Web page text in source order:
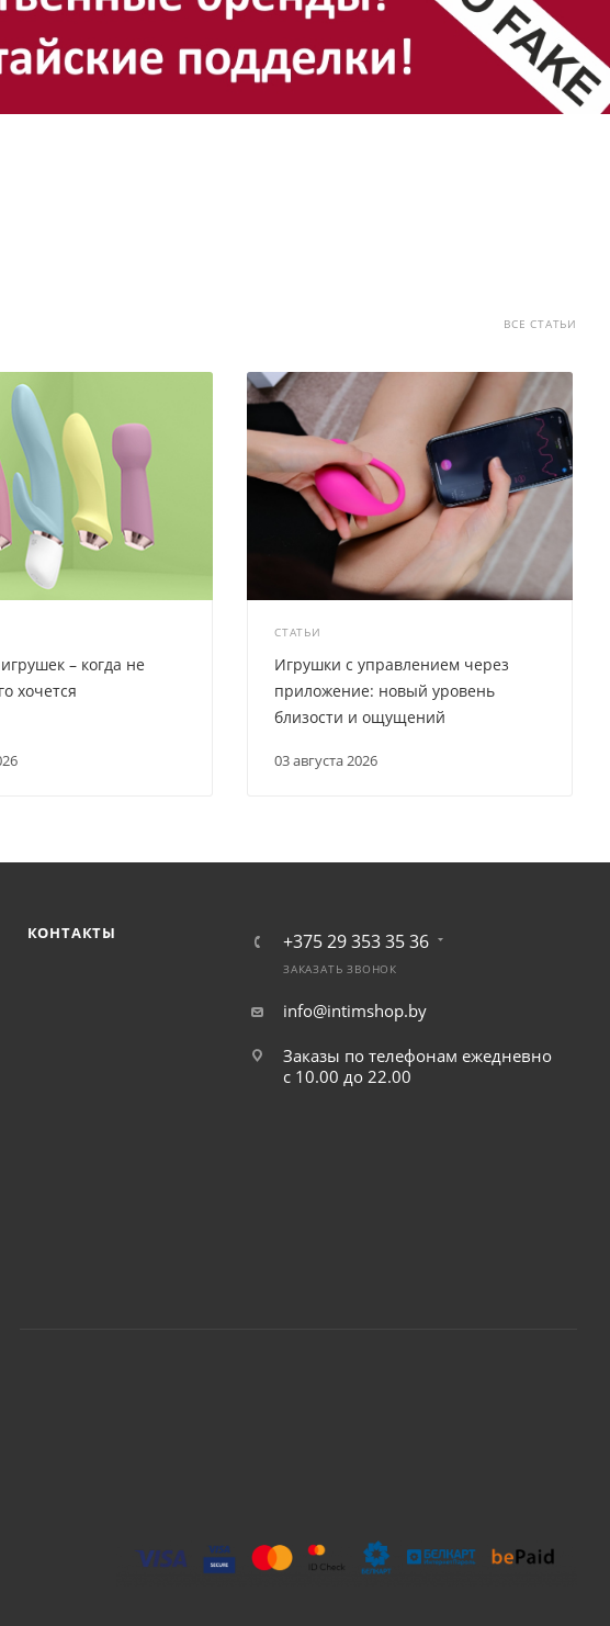
ВСЕ СТАТЬИ
– когда не
хочется
СТАТЬИ
03 августа 2026
Игрушки с управлением через
приложение: новый уровень
близости и ощущений
КОНТАКТЫ +375 29 353 35 36
ЗАКАЗАТЬ ЗВОНОК
info@intimshop.by
Заказы по телефонам ежедневно
с 10.00 до 22.00